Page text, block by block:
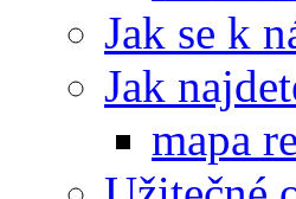
Jak se k
Jak
mapa